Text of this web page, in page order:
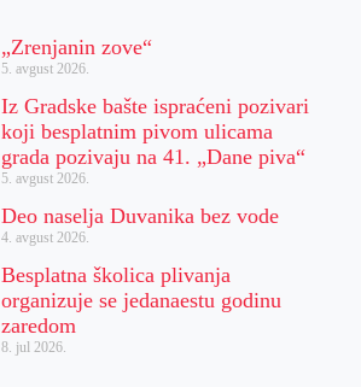
„Zrenjanin zove“
5. avgust 2026.
Iz Gradske bašte ispraćeni pozivari
koji besplatnim pivom ulicama
grada pozivaju na 41. „Dane piva“
5. avgust 2026.
Deo naselja Duvanika bez vode
4. avgust 2026.
Besplatna školica plivanja
organizuje se jedanaestu godinu
zaredom
8. jul 2026.